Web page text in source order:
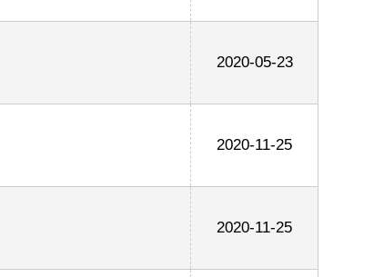
2020-05-23
2020-11-25
2020-11-25